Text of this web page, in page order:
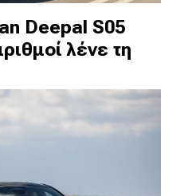
Deepal S05
λένε τη